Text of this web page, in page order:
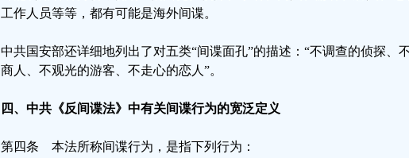
工作人员等等，都有可能是海外间谍。
中共国安部还详细地列出了对五类“间谍面孔”的描述：“不调查的侦探、
商人、不观光的游客、不走心的恋人”。
四、中共《反间谍法》中有关间谍行为的宽泛定义
第四条 本法所称间谍行为，是指下列行为：